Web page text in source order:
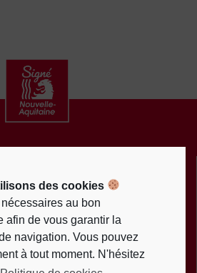
des cookies
au bon
afin de vous garantir la
navigation. Vous pouvez
à tout moment. N'hésitez
ACTUALITÉS
LÉGALES
DES DONNÉES
DE COOKIES (EU)